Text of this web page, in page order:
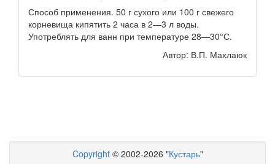
Способ применения. 50 г сухого или 100 г свежего
корневища кипятить 2 часа в 2—3 л воды.
Употреблять для ванн при температуре 28—30°С.
Автор: В.П. Махлаюк
Copyright© 2002-2026 "Кустарь"